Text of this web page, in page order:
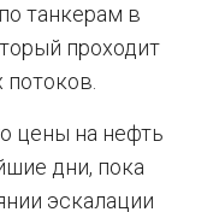
танкерам в
проходит
цены на нефть
дни, пока
эскалации